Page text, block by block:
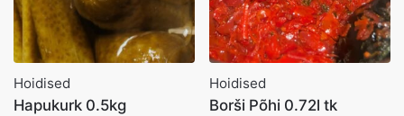
Hoidised
Hapukurk 0.5kg
Hoidised
Borši Põhi 0.72l tk